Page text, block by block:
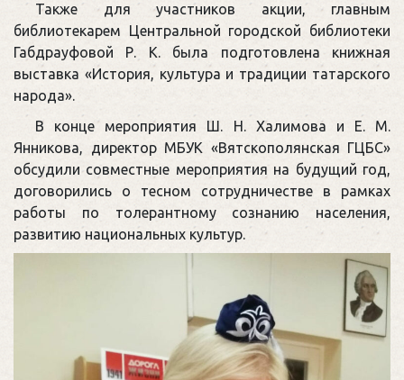
Также для участников акции, главным
библиотекарем Центральной городской библиотеки
Габдрауфовой Р. К. была подготовлена книжная
выставка «История, культура и традиции татарского
народа».
В конце мероприятия Ш. Н. Халимова и Е. М.
Янникова, директор МБУК «Вятскополянская ГЦБС»
обсудили совместные мероприятия на будущий год,
договорились о тесном сотрудничестве в рамках
работы по толерантному сознанию населения,
развитию национальных культур.